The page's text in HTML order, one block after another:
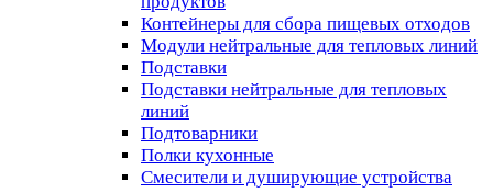
Контейнеры для сбора пищевых отходов
Модули нейтральные для тепловых линий
Подставки
Подставки нейтральные для тепловых
линий
Подтоварники
Полки кухонные
Смесители и душирующие устройства